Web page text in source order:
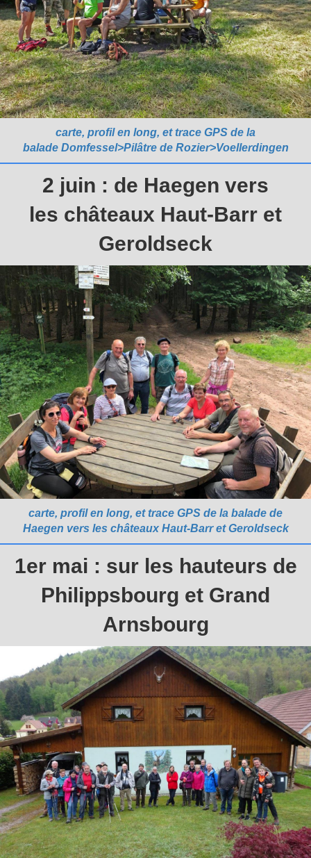
carte, profil en long, et trace GPS de la
balade Domfessel>Pilâtre de Rozier>Voellerdingen
2 juin : de Haegen vers
les châteaux Haut-Barr et
Geroldseck
carte, profil en long, et trace GPS de la balade de
Haegen vers les châteaux Haut-Barr et Geroldseck
1er mai : sur les hauteurs de
Philippsbourg et Grand
Arnsbourg